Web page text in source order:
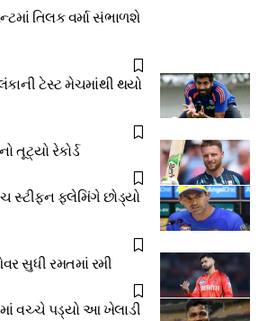
તિલક વર્મા સંભાળશે
ટેસ્ટ મેચમાંથી થયો
તૂટ્યો રેકોર્ડ
સ્ટીફન ફ્લેમિંગે છોડ્યો
સુધી રમતમાં રમી
વચ્ચે પડ્યો આ ખેલાડી